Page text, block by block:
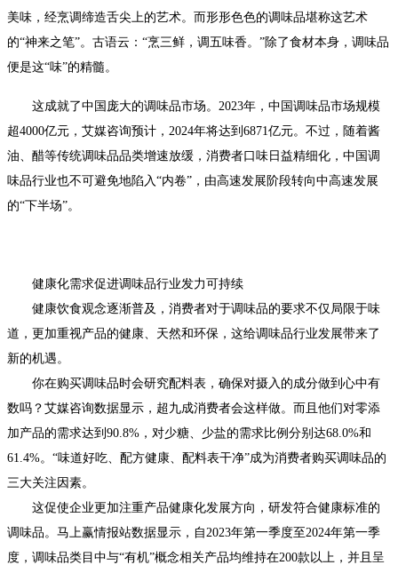
美味，经烹调缔造舌尖上的艺术。而形形色色的调味品堪称这艺术
的“神来之笔”。古语云：“烹三鲜，调五味香。”除了食材本身，调味品
便是这“味”的精髓。
这成就了中国庞大的调味品市场。2023年，中国调味品市场规模
超4000亿元，艾媒咨询预计，2024年将达到6871亿元。不过，随着酱
油、醋等传统调味品品类增速放缓，消费者口味日益精细化，中国调
味品行业也不可避免地陷入“内卷”，由高速发展阶段转向中高速发展
的“下半场”。
健康化需求促进调味品行业发力可持续
健康饮食观念逐渐普及，消费者对于调味品的要求不仅局限于味
道，更加重视产品的健康、天然和环保，这给调味品行业发展带来了
新的机遇。
你在购买调味品时会研究配料表，确保对摄入的成分做到心中有
数吗？艾媒咨询数据显示，超九成消费者会这样做。而且他们对零添
加产品的需求达到90.8%，对少糖、少盐的需求比例分别达68.0%和
61.4%。“味道好吃、配方健康、配料表干净”成为消费者购买调味品的
三大关注因素。
这促使企业更加注重产品健康化发展方向，研发符合健康标准的
调味品。马上赢情报站数据显示，自2023年第一季度至2024年第一季
度，调味品类目中与“有机”概念相关产品均维持在200款以上，并且呈